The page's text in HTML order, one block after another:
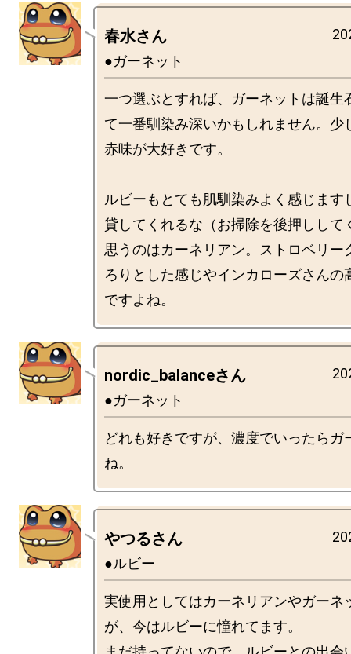
春水さん
●ガーネット
一つ選ぶとすれば、ガーネットは誕生
て一番馴染み深いかもしれません。少
赤味が大好きです。
ルビーもとても肌馴染みよく感じます
貸してくれるな（お掃除を後押しして
思うのはカーネリアン。ストロベリー
ろりとした感じやインカローズさんの
nordic_balanceさん
●ガーネット
どれも好きですが、濃度でいったらガ
やつるさん
●ルビー
実使用としてはカーネリアンやガーネ
が、今はルビーに憧れてます。